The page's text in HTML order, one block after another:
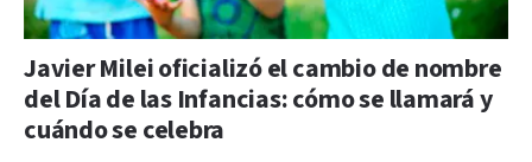
Javier Milei oficializó el cambio de nombre
del Día de las Infancias: cómo se llamará y
cuándo se celebra